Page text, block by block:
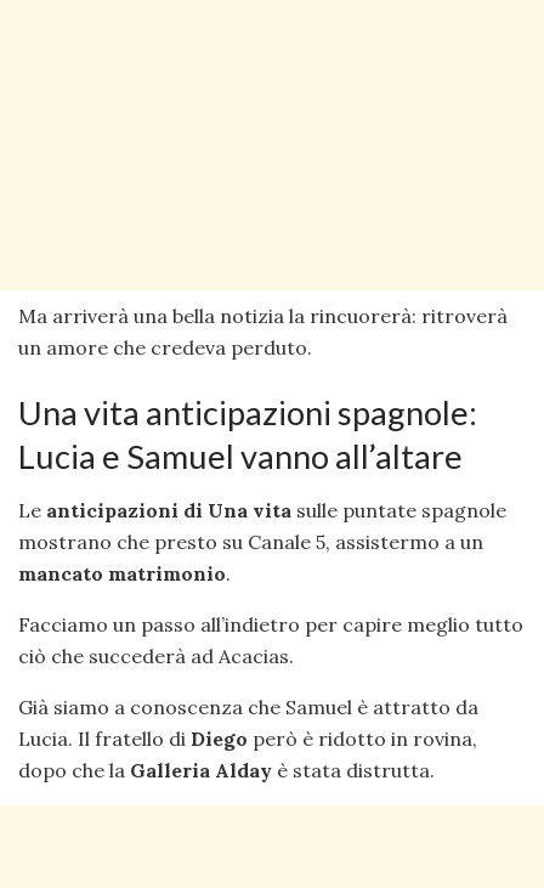
Ma arriverà una bella notizia la rincuorerà: ritroverà
un amore che credeva perduto.
Una vita anticipazioni spagnole:
Lucia e Samuel vanno all’altare
Le anticipazioni di Una vita sulle puntate spagnole
mostrano che presto su Canale 5, assistermo a un
mancato matrimonio.
Facciamo un passo all’indietro per capire meglio tutto
ciò che succederà ad Acacias.
Già siamo a conoscenza che Samuel è attratto da
Lucia. Il fratello di Diego però è ridotto in rovina,
dopo che la Galleria Alday è stata distrutta.